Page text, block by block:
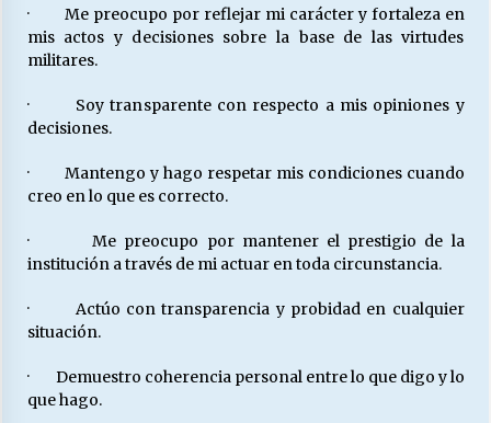
· Me preocupo por reflejar mi carácter y fortaleza en
mis actos y decisiones sobre la base de las virtudes
militares.
· Soy transparente con respecto a mis opiniones y
decisiones.
· Mantengo y hago respetar mis condiciones cuando
creo en lo que es correcto.
· Me preocupo por mantener el prestigio de la
institución a través de mi actuar en toda circunstancia.
· Actúo con transparencia y probidad en cualquier
situación.
· Demuestro coherencia personal entre lo que digo y lo
que hago.